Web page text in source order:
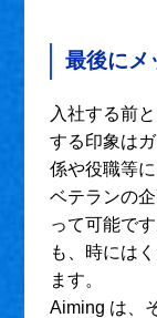
最後にメ
入社する前
する印象は
係や役職等
ベテランの
って可能で
も、時には
ます。
Aiming は、